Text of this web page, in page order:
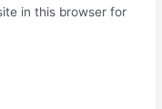
in this browser for